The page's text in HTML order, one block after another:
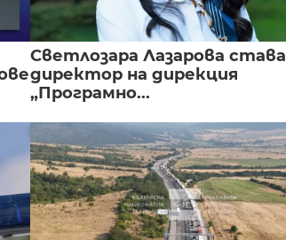
Светлозара Лазарова става
директор на дирекция
„Програмно...